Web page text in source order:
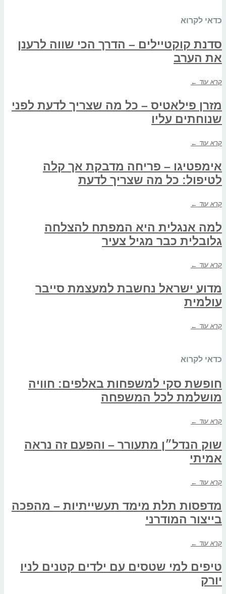
כדאי לקרוא
סדנת קוקטיילים – הדרך הכי שווה לרענן
את הערב
קרא עוד ←
מזרן פילאטיס – כל מה שצריך לדעת לפני
שנוחתים עליו
קרא עוד ←
אימפטיגו – פריחה מדבקת אך קלה
לטיפול: כל מה שצריך לדעת
קרא עוד ←
למה אנגלית היא המפתח להצלחה
גלובלית כבר מגיל צעיר
קרא עוד ←
מדוע ישראל נחשבת למעצמת סייבר
עולמית
קרא עוד ←
כדאי לקרוא
חופשת סקי למשפחות באלפים: חוויה
מושלמת לכל המשפחה
קרא עוד ←
שוק הנדל״ן מתעורר – והפעם זה נראה
אמיתי
קרא עוד ←
מדפסות תלת מימד תעשייתיות – מהפכה
בייצור המודרני
קרא עוד ←
טיפים למי שטסים עם ילדים קטנים לניו
יורק